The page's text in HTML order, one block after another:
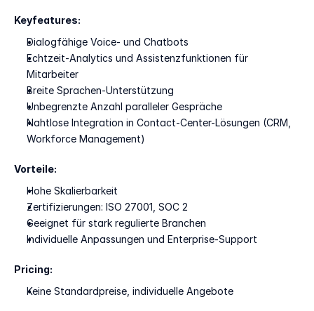
Keyfeatures:
Dialogfähige Voice- und Chatbots
Echtzeit-Analytics und Assistenzfunktionen für
Mitarbeiter
Breite Sprachen-Unterstützung
Unbegrenzte Anzahl paralleler Gespräche
Nahtlose Integration in Contact-Center-Lösungen (CRM,
Workforce Management)
Vorteile:
Hohe Skalierbarkeit
Zertifizierungen: ISO 27001, SOC 2
Geeignet für stark regulierte Branchen
Individuelle Anpassungen und Enterprise-Support
Pricing:
Keine Standardpreise, individuelle Angebote